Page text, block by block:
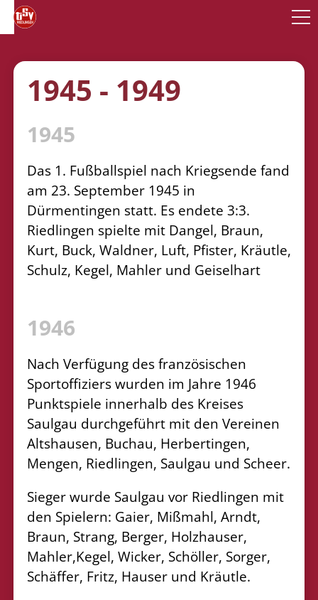
1945 - 1949
1945
Das 1. Fußballspiel nach Kriegsende fand
am 23. September 1945 in
Dürmentingen statt. Es endete 3:3.
Riedlingen spielte mit Dangel, Braun,
Kurt, Buck, Waldner, Luft, Pfister, Kräutle,
Schulz, Kegel, Mahler und Geiselhart
1946
Nach Verfügung des französischen
Sportoffiziers wurden im Jahre 1946
Punktspiele innerhalb des Kreises
Saulgau durchgeführt mit den Vereinen
Altshausen, Buchau, Herbertingen,
Mengen, Riedlingen, Saulgau und Scheer.
Sieger wurde Saulgau vor Riedlingen mit
den Spielern: Gaier, Mißmahl, Arndt,
Braun, Strang, Berger, Holzhauser,
Mahler,Kegel, Wicker, Schöller, Sorger,
Schäffer, Fritz, Hauser und Kräutle.